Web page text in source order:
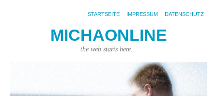
STARTSEITE IMPRESSUM DATENSCHUTZ
MICHAONLINE
the web starts here…